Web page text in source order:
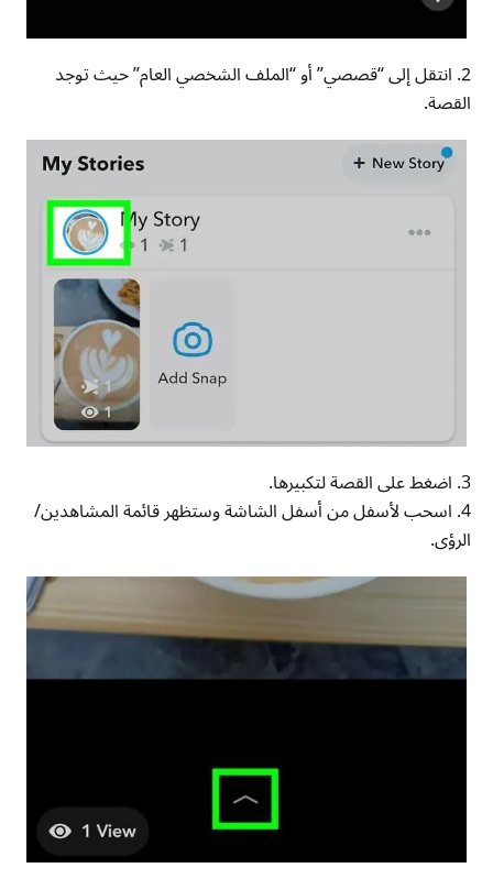
2. انتقل إلى “قصصي” أو “الملف الشخصي العام” حيث توجد
القصة.
3. اضغط على القصة لتكبيرها.
4. اسحب لأسفل من أسفل الشاشة وستظهر قائمة المشاهدين/
الرؤى.